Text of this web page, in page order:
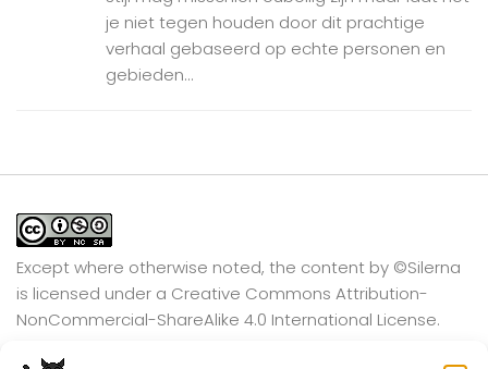
je niet tegen houden door dit prachtige
verhaal gebaseerd op echte personen en
gebieden...
Except where otherwise noted, the content by ©Silerna
is licensed under a Creative Commons Attribution-
NonCommercial-ShareAlike 4.0 International License.